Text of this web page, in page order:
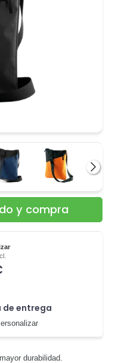
de entrega
y compra
durabilidad.